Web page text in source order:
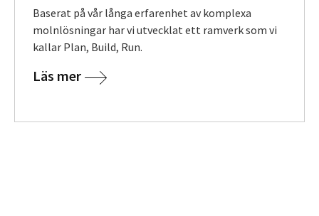
Baserat på vår långa erfarenhet av komplexa
molnlösningar har vi utvecklat ett ramverk som vi
kallar Plan, Build, Run.
Läs mer